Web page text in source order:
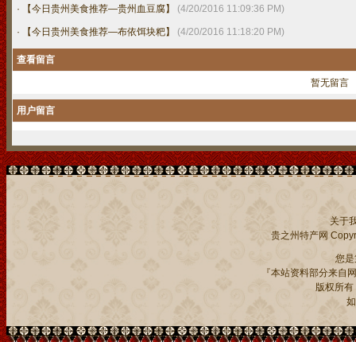
· 【今日贵州美食推荐—贵州血豆腐】 (4/20/2016 11:09:36 PM)
· 【今日贵州美食推荐—布依饵块粑】 (4/20/2016 11:18:20 PM)
查看留言
暂无留言
用户留言
关于
贵之州特产网
您
『本站资料部分来自
版权所